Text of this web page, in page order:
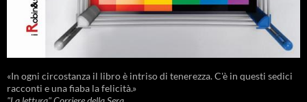
«In ogni circostanza il libro è intriso di tenerezza. C'è in questi sedici
racconti e una fiaba la felicità.»